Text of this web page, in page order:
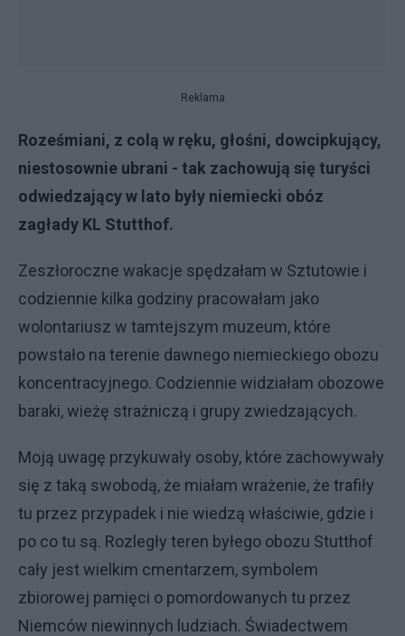
Reklama
Roześmiani, z colą w ręku, głośni, dowcipkujący,
niestosownie ubrani - tak zachowują się turyści
odwiedzający w lato były niemiecki obóz
zagłady KL Stutthof.
Zeszłoroczne wakacje spędzałam w Sztutowie i
codziennie kilka godziny pracowałam jako
wolontariusz w tamtejszym muzeum, które
powstało na terenie dawnego niemieckiego obozu
koncentracyjnego. Codziennie widziałam obozowe
baraki, wieżę strażniczą i grupy zwiedzających.
Moją uwagę przykuwały osoby, które zachowywały
się z taką swobodą, że miałam wrażenie, że trafiły
tu przez przypadek i nie wiedzą właściwie, gdzie i
po co tu są. Rozległy teren byłego obozu Stutthof
cały jest wielkim cmentarzem, symbolem
zbiorowej pamięci o pomordowanych tu przez
Niemców niewinnych ludziach. Świadectwem